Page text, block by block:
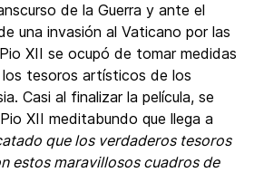
de la Guerra y ante el
una invasión al Vaticano por las
XII se ocupó de tomar medidas
los tesoros artísticos de los
Casi al finalizar la película, se
XII meditabundo que llega a
que los verdaderos tesoros
estos maravillosos cuadros de